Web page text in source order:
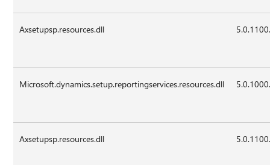
Axsetupsp.resources.dll
Microsoft.dynamics.setup.reportingservices.resources.dll
Axsetupsp.resources.dll